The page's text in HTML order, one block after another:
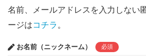
名前、メールアドレスを入力しない
ージはコチラ 。
お名前（ニックネーム） 必須